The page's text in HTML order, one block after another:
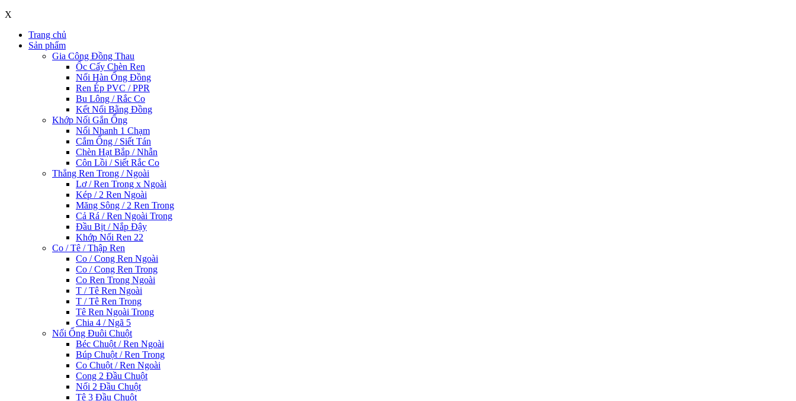
X
Trang chủ
Sản phẩm
Gia Công Đồng Thau
Ốc Cấy Chèn Ren
Nối Hàn Ống Đồng
Ren Ép PVC / PPR
Bu Lông / Rắc Co
Kết Nối Bằng Đồng
Khớp Nối Gắn Ống
Nối Nhanh 1 Chạm
Cắm Ống / Siết Tán
Chèn Hạt Bắp / Nhẫn
Côn Lồi / Siết Rắc Co
Thẳng Ren Trong / Ngoài
Lơ / Ren Trong x Ngoài
Kép / 2 Ren Ngoài
Măng Sông / 2 Ren Trong
Cả Rá / Ren Ngoài Trong
Đầu Bịt / Nắp Đậy
Khớp Nối Ren 22
Co / Tê / Thập Ren
Co / Cong Ren Ngoài
Co / Cong Ren Trong
Co Ren Trong Ngoài
T / Tê Ren Ngoài
T / Tê Ren Trong
Tê Ren Ngoài Trong
Chia 4 / Ngã 5
Nối Ống Đuôi Chuột
Béc Chuột / Ren Ngoài
Búp Chuột / Ren Trong
Co Chuột / Ren Ngoài
Cong 2 Đầu Chuột
Nối 2 Đầu Chuột
Tê 3 Đầu Chuột